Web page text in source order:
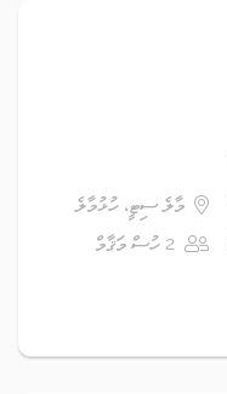
މާލެ ސިޓީ، ހުޅުމާލެ
2 ހުސް މަޤާމް